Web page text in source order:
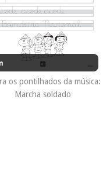
os pontilhados da música:
Marcha soldado